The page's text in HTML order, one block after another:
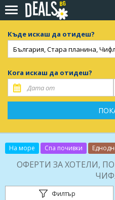
Къде искаш да отидеш?
Кога искаш да отидеш?
На море Спа почивки
ОФЕРТИ ЗА ХОТЕЛИ,
Филтър